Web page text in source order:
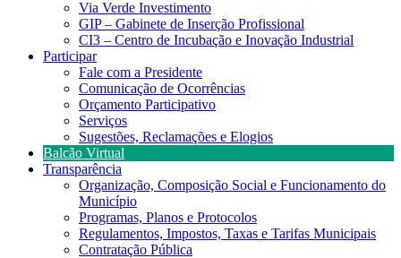
Via Verde Investimento
GIP – Gabinete de Inserção Profissional
CI3 – Centro de Incubação e Inovação Industrial
Participar
Fale com a Presidente
Comunicação de Ocorrências
Orçamento Participativo
Serviços
Sugestões, Reclamações e Elogios
Balcão Virtual
Transparência
Organização, Composição Social e Funcionamento do
Município
Programas, Planos e Protocolos
Regulamentos, Impostos, Taxas e Tarifas Municipais
Contratação Pública